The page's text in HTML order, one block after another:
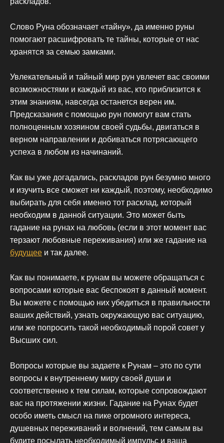
Слово Руна обозначает «тайну», да именно руны
помогают расшифровать те тайны, которые от нас
хранятся за семью замками.
Увлекательный и тайный мир рун увлечет вас своими
возможностями и каждый из вас, кто приблизится к
этим знаниям, навсегда останется верен им.
Предсказания с помощью рун помогут вам стать
полноценным хозяином своей судьбы, двигаться в
верном направлении и добиваться потрясающего
успеха в любом из начинаний.
Как вы уже догадались, раскладов рун безумно много
и изучить все сможет ни каждый, поэтому, необходимо
выбирать для себя именно тот расклад, который
необходим в данной ситуации. Это может быть
гадание на рунах на любовь (если в этот момент вас
терзают любовные переживания) или же гадание на
будущее и так далее.
Как вы понимаете, к рунам вы можете обращаться с
вопросами которые вас беспокоят в данный момент.
Вы можете с помощью них убедиться в правильности
ваших действий, узнать окружающую вас ситуацию,
или же попросить такой необходимый порой совет у
Высших сил.
Вопросы которые вы задаете к Рунам – это по сути
вопросы к внутреннему миру своей души и
соответственно к тем силам, которые сопровождают
вас на протяжении жизни. Гадание на Рунах будет
особо иметь смысл на пике огромного интереса,
душевных переживаний и волнений, тем самым вы
будите посылать необходимый импульс и ваша